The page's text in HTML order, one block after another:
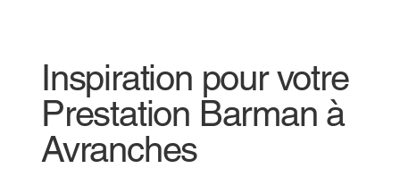
Inspiration pour votre
Prestation Barman à
Avranches